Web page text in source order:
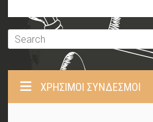
ΧΡΉΣΙΜΟΙ ΣΎΝΔΕΣΜΟΙ